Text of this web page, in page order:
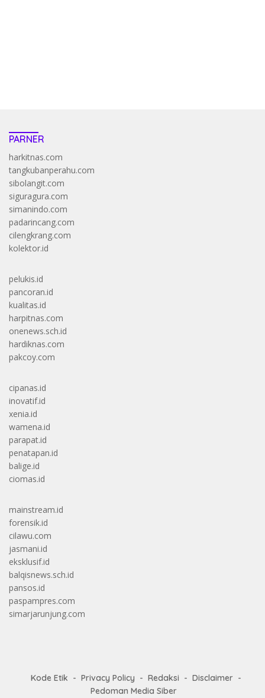
PARNER
harkitnas.com
tangkubanperahu.com
sibolangit.com
siguragura.com
simanindo.com
padarincang.com
cilengkrang.com
kolektor.id
pelukis.id
pancoran.id
kualitas.id
harpitnas.com
onenews.sch.id
hardiknas.com
pakcoy.com
cipanas.id
inovatif.id
xenia.id
wamena.id
parapat.id
penatapan.id
balige.id
ciomas.id
mainstream.id
forensik.id
cilawu.com
jasmani.id
eksklusif.id
balqisnews.sch.id
pansos.id
paspampres.com
simarjarunjung.com
Kode Etik Privacy Policy Redaksi
Disclaimer
Pedoman Media Siber